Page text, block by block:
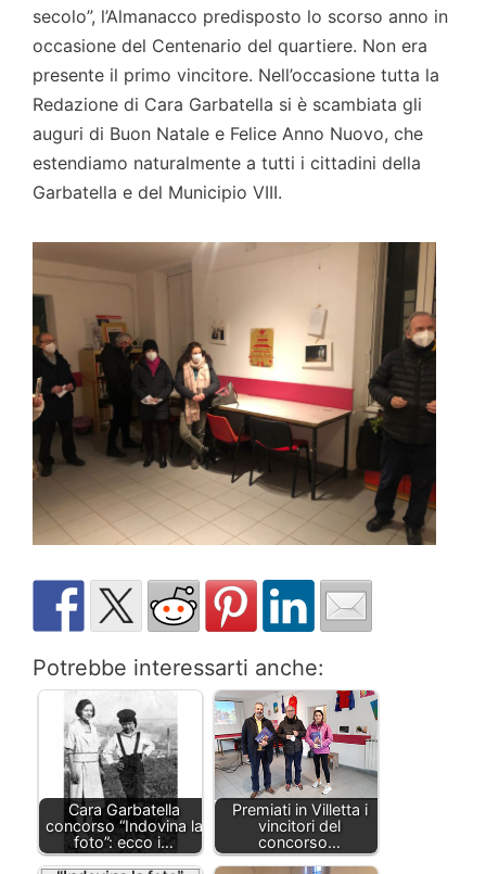
secolo”, l’Almanacco predisposto lo scorso anno in
occasione del Centenario del quartiere. Non era
presente il primo vincitore. Nell’occasione tutta la
Redazione di Cara Garbatella si è scambiata gli
auguri di Buon Natale e Felice Anno Nuovo, che
estendiamo naturalmente a tutti i cittadini della
Garbatella e del Municipio VIII.
Potrebbe interessarti anche:
Cara Garbatella
concorso “Indovina la
foto”: ecco i…
Premiati in Villetta i
vincitori del
concorso…